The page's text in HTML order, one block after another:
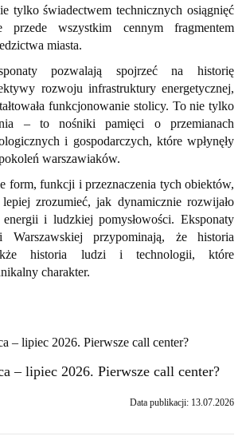
tylko świadectwem technicznych osiągnięć
wszystkim cennym fragmentem
miasta.
pozwalają spojrzeć na historię
rozwoju infrastruktury energetycznej,
funkcjonowanie stolicy. To nie tylko
– to nośniki pamięci o przemianach
i gospodarczych, które wpłynęły
warszawiaków.
form, funkcji i przeznaczenia tych obiektów,
zrozumieć, jak dynamicznie rozwijało
energii i ludzkiej pomysłowości. Eksponaty
Warszawskiej przypominają, że historia
historia ludzi i technologii, które
charakter.
– lipiec 2026. Pierwsze call center?
Data publikacji: 13.07.2026